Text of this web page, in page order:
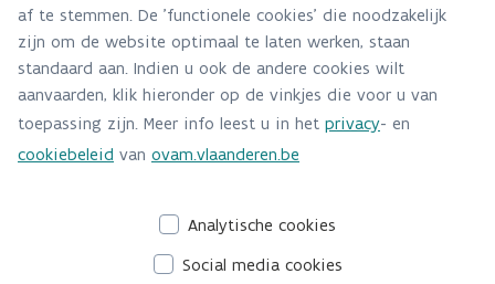
Alle contactgegevens
Adres
Stationsstraat 110
2800 Mechelen
Route en bereikbaarheid
af te stemmen. De 'functionele cookies' die noodzakelijk
zijn om de website optimaal te laten werken, staan
standaard aan. Indien u ook de andere cookies wilt
aanvaarden, klik hieronder op de vinkjes die voor u van
toepassing zijn. Meer info leest u in het privacy- en
cookiebeleid van ovam.vlaanderen.be
Analytische cookies
Social media cookies